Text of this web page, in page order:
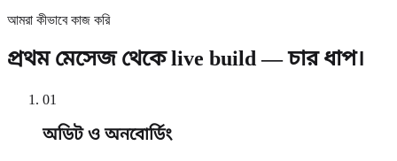
আমরা কীভাবে কাজ করি
প্রথম মেসেজ থেকে live build — চার ধাপ।
01
অডিট ও অনবোর্ডিং